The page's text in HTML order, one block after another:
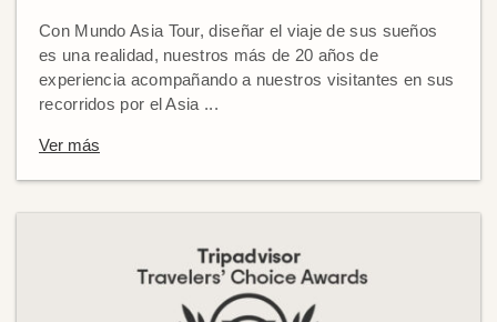
Con Mundo Asia Tour, diseñar el viaje de sus sueños
es una realidad, nuestros más de 20 años de
experiencia acompañando a nuestros visitantes en sus
recorridos por el Asia ...
Ver más